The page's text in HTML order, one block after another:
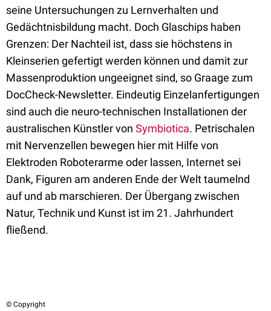
seine Untersuchungen zu Lernverhalten und
Gedächtnisbildung macht. Doch Glaschips haben
Grenzen: Der Nachteil ist, dass sie höchstens in
Kleinserien gefertigt werden können und damit zur
Massenproduktion ungeeignet sind, so Graage zum
DocCheck-Newsletter. Eindeutig Einzelanfertigungen
sind auch die neuro-technischen Installationen der
australischen Künstler von Symbiotica. Petrischalen
mit Nervenzellen bewegen hier mit Hilfe von
Elektroden Roboterarme oder lassen, Internet sei
Dank, Figuren am anderen Ende der Welt taumelnd
auf und ab marschieren. Der Übergang zwischen
Natur, Technik und Kunst ist im 21. Jahrhundert
fließend.
© Copyright